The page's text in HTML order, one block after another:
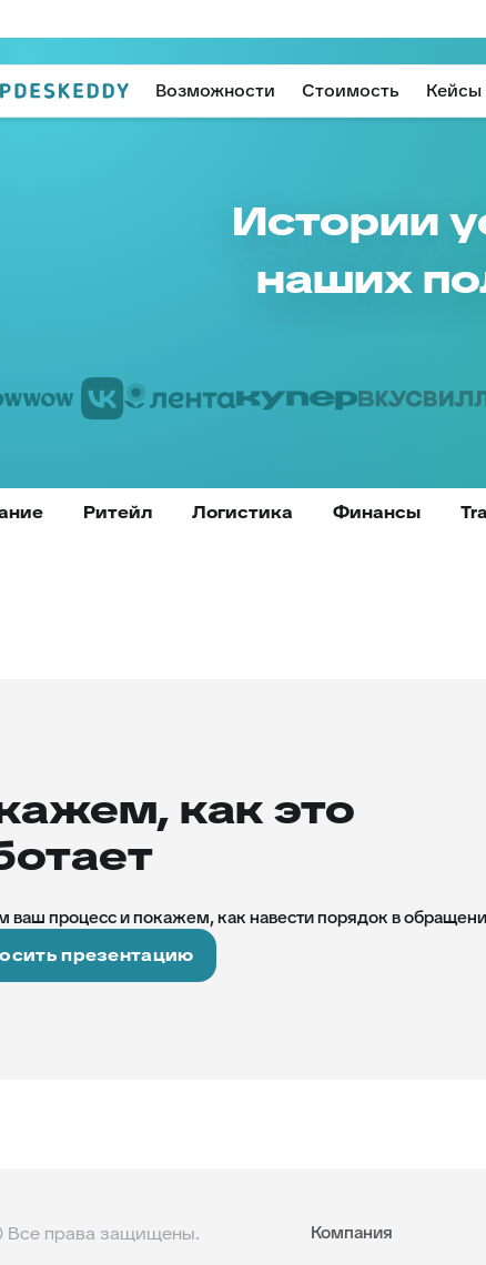
Возможности Стоимость Кейсы
Истории
наших
Ритейл Логистика Финансы
как это
ваш процесс и покажем, как навести порядок в
презентацию
Все права защищены.
Компания